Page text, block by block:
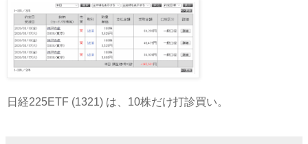
日経225ETF (1321) は、10株だけ打診買い。